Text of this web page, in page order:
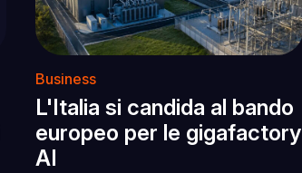
Business
L'Italia si candida al bando
europeo per le gigafactory
AI